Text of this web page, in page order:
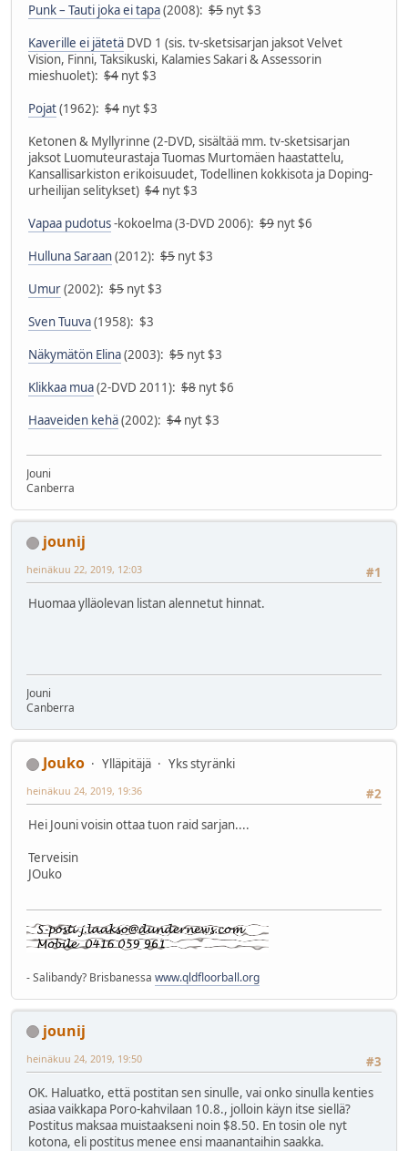
Punk – Tauti joka ei tapa(2008): $5 nyt $3
Kaverille ei jätetä DVD 1 (sis. tv-sketsisarjan jaksot Velvet
Vision, Finni, Taksikuski, Kalamies Sakari & Assessorin
mieshuolet): $4 nyt $3
Pojat(1962): $4 nyt $3
Ketonen & Myllyrinne (2-DVD, sisältää mm. tv-sketsisarjan
jaksot Luomuteurastaja Tuomas Murtomäen haastattelu,
Kansallisarkiston erikoisuudet, Todellinen kokkisota ja Doping-
urheilijan selitykset) $4 nyt $3
Vapaa pudotus-kokoelma (3-DVD 2006): $9 nyt $6
Hulluna Saraan(2012): $5 nyt $3
Umur(2002): $5 nyt $3
Sven Tuuva(1958): $3
Näkymätön Elina(2003): $5 nyt $3
Klikkaa mua(2-DVD 2011): $8 nyt $6
Haaveiden kehä(2002): $4 nyt $3
Jouni
Canberra
jounij
#1
heinäkuu 22, 2019, 12:03
Huomaa ylläolevan listan alennetut hinnat.
Jouni
Canberra
Jouko Ylläpitäjä
Yks styränki
#2
heinäkuu 24, 2019, 19:36
Hei Jouni voisin ottaa tuon raid sarjan....
Terveisin
JOuko
- Salibandy? Brisbanessa www.qldfloorball.org
jounij
#3
heinäkuu 24, 2019, 19:50
OK. Haluatko, että postitan sen sinulle, vai onko sinulla kenties
asiaa vaikkapa Poro-kahvilaan 10.8., jolloin käyn itse siellä?
Postitus maksaa muistaakseni noin $8.50. En tosin ole nyt
kotona, eli postitus menee ensi maanantaihin saakka.